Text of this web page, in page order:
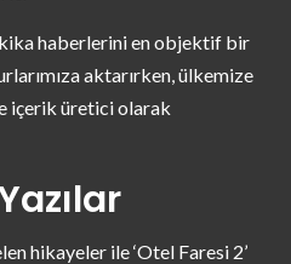
haberlerini en objektif bir
aktarırken, ülkemize
içerik üretici olarak
hikayeler ile ‘Otel Faresi 2’